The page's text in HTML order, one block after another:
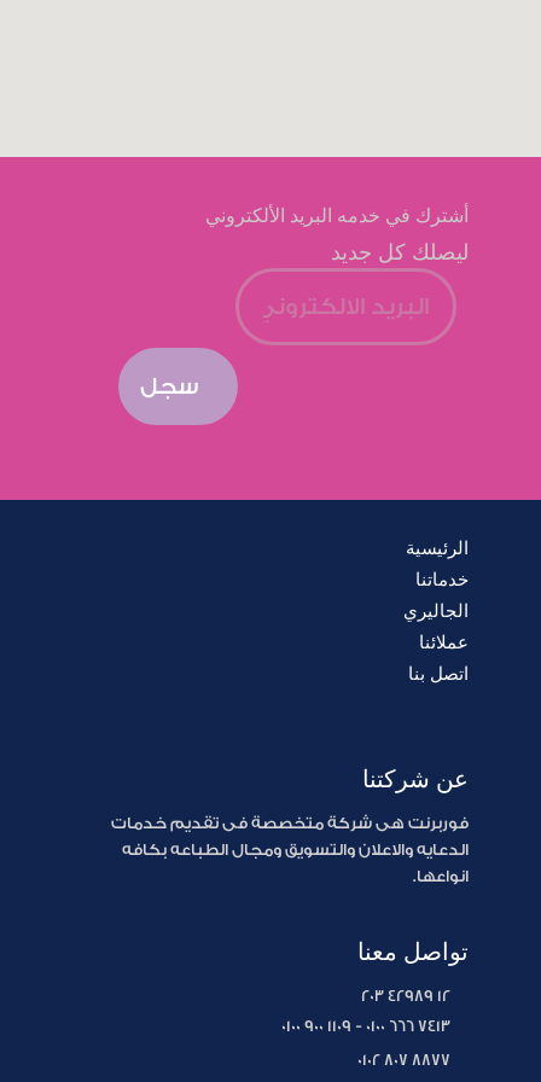
أشترك في خدمه البريد الألكتروني
ليصلك كل جديد
الرئيسية
خدماتنا
الجاليري
عملائنا
اتصل بنا
عن شركتنا
فوربرنت هى شركة متخصصة فى تقديم خدمات
الدعايه والاعلان والتسويق ومجال الطباعه بكافه
انواعها.
تواصل معنا
203 42989 12
0100 900 1109 - 0100 666 7413
0102 807 8877